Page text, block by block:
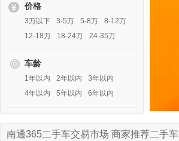
价格
3万以下 3-5万 5-8万
8-12万
12-18万
18-24万 24-35万
车龄
1年以内 2年以内
3年以内
4年以内
5年以内 6年以内
南通365二手车交易市场 商家推荐二手车